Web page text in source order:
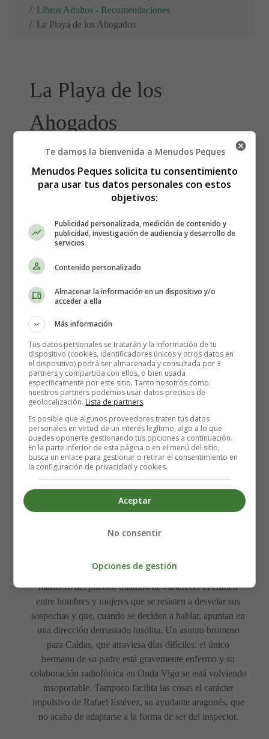
Libros Adultos - Recomendaciones
La Playa de los Ahogados
La Playa de los
Ahogados
Descripción de "La playa de los
ahogados"
Una mañana, el cadáver de un marinero es arrastrado por
las manos atadas, Justo Castelo sería otro de los hijos del
mar que encontró su tumba entre las aguas mientras
faenaba.
lacónico inspector Leo Caldas se sumerge en el ambiente
marinero del pueblo, tratando de esclarecer el crimen
entre hombres y mujeres que se resisten a desvelar sus
sospechas y que, cuando se deciden a hablar, apuntan en
una dirección demasiado insólita. Un asunto brumoso
para Caldas, que atraviesa días difíciles: el único
hermano de su padre está gravemente enfermo y su
colaboración radiofónica en Onda Vigo se está volviendo
insoportable. Tampoco facilita las cosas el carácter
impulsivo de Rafael Estévez, su ayudante aragonés, que
no acaba de adaptarse a la forma de ser del inspector.
Te damos la bienvenida a Menudos Peques
Menudos Peques solicita tu consentimiento
para usar tus datos personales con estos
objetivos:
Publicidad personalizada, medición de contenido y
publicidad, investigación de audiencia y desarrollo de
servicios
Contenido personalizado
Almacenar la información en un dispositivo y/o
acceder a ella
Más información
Tus datos personales se tratarán y la información de tu
dispositivo (cookies, identificadores únicos y otros datos en
el dispositivo) podrá ser almacenada y consultada por 3
partners y compartida con ellos, o bien usada
específicamente por este sitio. Tanto nosotros como
nuestros partners podemos usar datos precisos de
geolocalización. Lista de partners.
Es posible que algunos proveedores traten tus datos
personales en virtud de un interés legítimo, algo a lo que
puedes oponerte gestionando tus opciones a continuación.
En la parte inferior de esta página o en el menú del sitio,
busca un enlace para gestionar o retirar el consentimiento en
la configuración de privacidad y cookies.
Aceptar
No consentir
Opciones de gestión